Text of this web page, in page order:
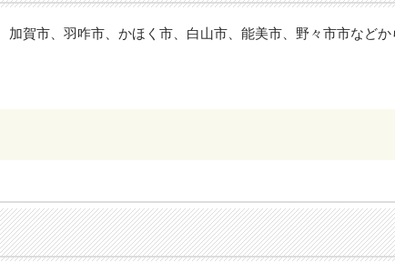
賀市、羽咋市、かほく市、白山市、能美市、野々市市などか